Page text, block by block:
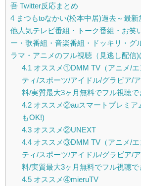
吾 Twitter反応まとめ
4 まつもtoなかい(松本中居)過去～最新
他人気テレビ番組・トーク番組・お笑
ー・歌番組・音楽番組・ドッキリ・グ
ラマ・アニメのフル視聴（見逃し配信)
4.1 オススメ①DMM TV（アニメ/エ
ティ/スポーツ/アイドル/グラビア/
料/実質最大3ヶ月無料でフル視聴で
4.2オススメ②auスマートプレミア
もOK!)
4.3オススメ②UNEXT
4.4オススメ③DMM TV（アニメ/エ
ティ/スポーツ/アイドル/グラビア/
料/実質最大3ヶ月無料でフル視聴で
4.5オススメ④mieruTV